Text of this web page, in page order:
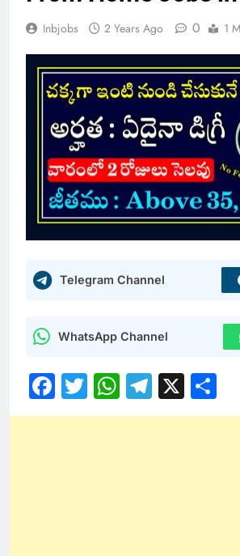
Inbjobs 2 Years Ago 0 1
Telegram Channel
WhatsApp Channel
Facebook
Twitter
WhatsApp
X